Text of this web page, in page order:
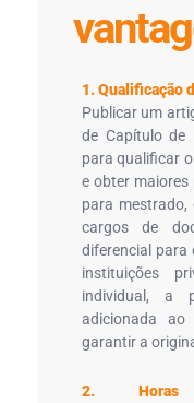
1. Qualificação
Publicar um
de Capítulo de
para qualificar
e obter maiores
para mestrado,
cargos de
diferencial para
instituições
individual, a
adicionada
garantir a
2. Horas